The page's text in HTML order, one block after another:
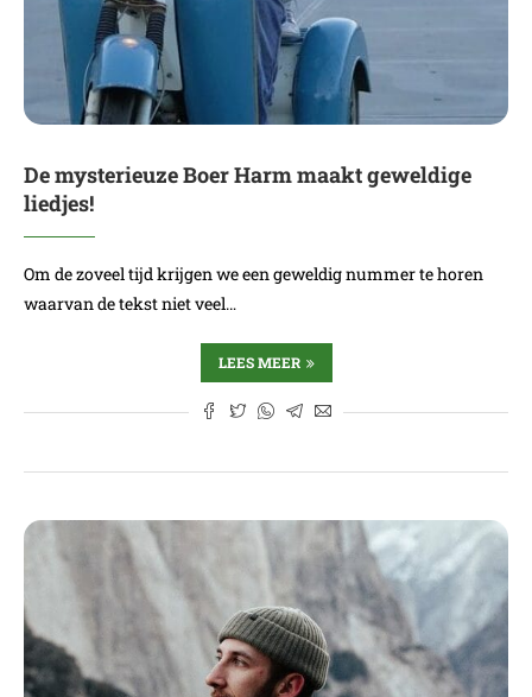
De mysterieuze Boer Harm maakt geweldige
liedjes!
Om de zoveel tijd krijgen we een geweldig nummer te horen
waarvan de tekst niet veel…
LEES MEER